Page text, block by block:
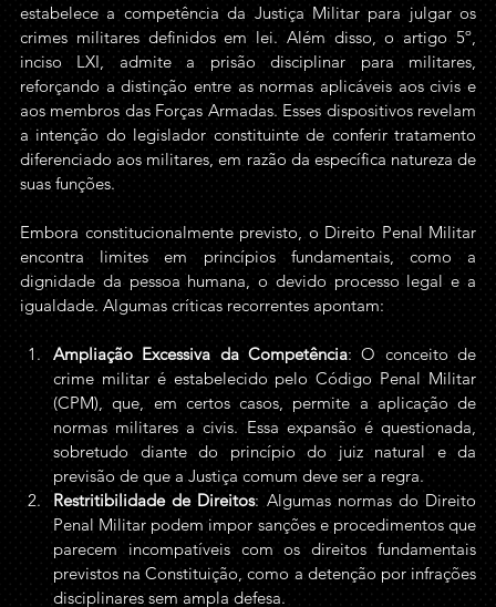
estabelece a competência da Justiça Militar para julgar os
crimes militares definidos em lei. Além disso, o artigo 5º,
inciso LXI, admite a prisão disciplinar para militares,
reforçando a distinção entre as normas aplicáveis aos civis e
aos membros das Forças Armadas. Esses dispositivos revelam
a intenção do legislador constituinte de conferir tratamento
diferenciado aos militares, em razão da específica natureza de
suas funções.
Embora constitucionalmente previsto, o Direito Penal Militar
encontra limites em princípios fundamentais, como a
dignidade da pessoa humana, o devido processo legal e a
igualdade. Algumas críticas recorrentes apontam:
Ampliação Excessiva da Competência: O conceito de
crime militar é estabelecido pelo Código Penal Militar
(CPM), que, em certos casos, permite a aplicação de
normas militares a civis. Essa expansão é questionada,
sobretudo diante do princípio do juiz natural e da
previsão de que a Justiça comum deve ser a regra.
Restritibilidade de Direitos: Algumas normas do Direito
Penal Militar podem impor sanções e procedimentos que
parecem incompatíveis com os direitos fundamentais
previstos na Constituição, como a detenção por infrações
disciplinares sem ampla defesa.